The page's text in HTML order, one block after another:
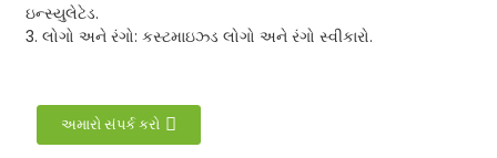
ઇન્સ્યુલેટેડ.
3. લોગો અને રંગો: કસ્ટમાઇઝ્ડ લોગો અને રંગો સ્વીકારો.
અમારો સંપર્ક કરો